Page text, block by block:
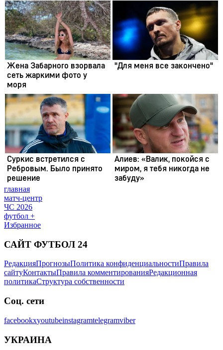
главная
матч-центр
ЧС 2026
футбол +
Избранное
САЙТ ФУТБОЛ 24
РедакцияПрогнозыПолитика конфиденциальностиПравила
сайтуКонтактыПравила комментированияРедакционная
политикаСтруктура собственности
Соц. сети
facebookxyoutubeinstagramtelegramviber
УКРАИНА